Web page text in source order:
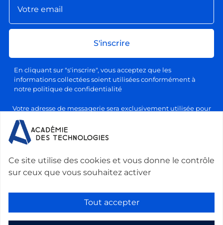
Ce site utilise des cookies et vous donne le contrôle
sur ceux que vous souhaitez activer
Tout accepter
S'inscrire
En cliquant sur "s'inscrire", vous acceptez que les
informations collectées soient utilisées conformément à
notre politique de confidentialité
Votre adresse de messagerie sera exclusivement utilisée pour
l'envoi de nos lettres d'information, conformément à notre
politique de confidentialité et de traitement des données
personnelles. Vous pourrez vous désabonner à tout moment en
cliquant sur le lien prévu à cet effet dans chaque newsletter.
Nous contacter :Académie des technologies -
Le Ponant, 19 rue Leblanc, 75015 Paris, France
secretariat@academie-technologies.fr-
+33 (0)1 53 85 44 44